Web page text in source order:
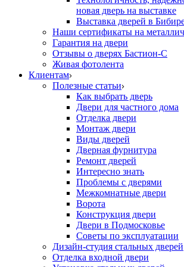
новая дверь на выставке
Выставка дверей в
Наши сертификаты на
Гарантия на двери
Отзывы о дверях Бастион-С
Живая фотолента
Клиентам
Полезные статьи
Как выбрать дверь
Двери для частного дома
Отделка двери
Монтаж двери
Виды дверей
Дверная фурнитура
Ремонт дверей
Интересно знать
Проблемы с дверями
Межкомнатные двери
Ворота
Конструкция двери
Двери в Подмосковье
Cоветы по эксплуатации
Дизайн-студия стальных дверей
Отделка входной двери